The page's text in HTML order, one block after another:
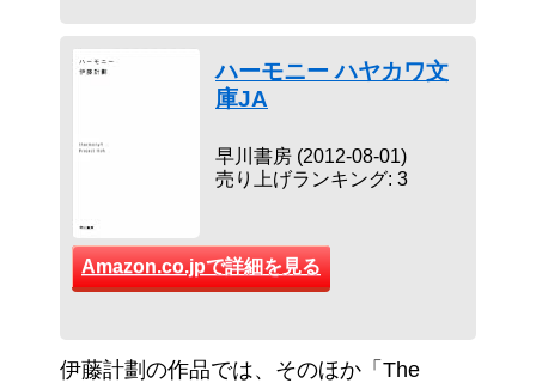
ハーモニー ハヤカワ文
庫JA
早川書房 (2012-08-01)
売り上げランキング: 3
Amazon.co.jpで詳細を見る
伊藤計劃の作品では、そのほか「The